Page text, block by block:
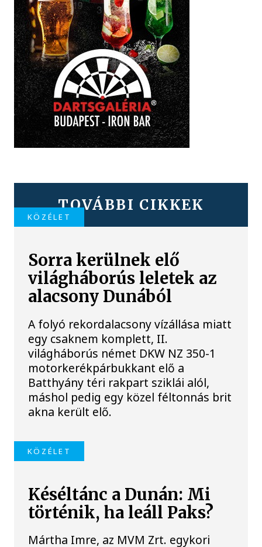
TOVÁBBI CIKKEK
KÖZÉLET
Sorra kerülnek elő
világháborús leletek az
alacsony Dunából
A folyó rekordalacsony vízállása miatt
egy csaknem komplett, II.
világháborús német DKW NZ 350-1
motorkerékpárbukkant elő a
Batthyány téri rakpart sziklái alól,
máshol pedig egy közel féltonnás brit
akna került elő.
KÖZÉLET
Késéltánc a Dunán: Mi
történik, ha leáll Paks?
Mártha Imre, az MVM Zrt. egykori